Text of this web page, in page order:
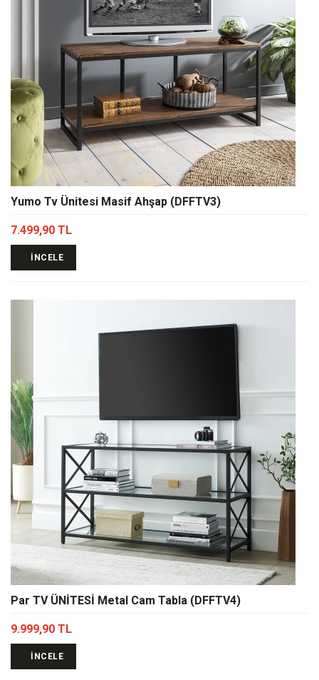
Yumo Tv Ünitesi Masif Ahşap (DFFTV3)
7.499,90 TL
İNCELE
Par TV ÜNİTESİ Metal Cam Tabla (DFFTV4)
9.999,90 TL
İNCELE